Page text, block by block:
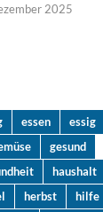
2025
essen
essig
gesund
haushalt
herbst
hilfe